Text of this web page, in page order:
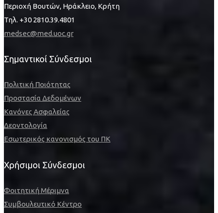
Περιοχή Βουτών, Ηράκλειο, Κρήτη
Τηλ. +30 2810.39.4801
medsec@med.uoc.gr
Σημαντικοί Σύνδεσμοι
Πολιτική Ποιότητας
Προστασία Δεδομένων
Κανόνες Ασφαλείας
Δεοντολογία
Εσωτερικός κανονισμός του ΠΚ
Χρήσιμοι Σύνδεσμοι
Φοιτητική Μέριμνα
Συμβουλευτικό Κέντρο